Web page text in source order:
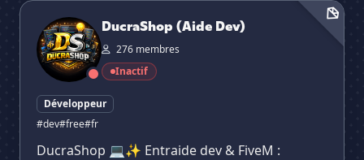
DucraShop (Aide Dev)
DucraShop (Aide Dev)
276 membres
Inactif
Développeur
#dev#free#fr
DucraShop 💻✨ Entraide dev & FiveM :